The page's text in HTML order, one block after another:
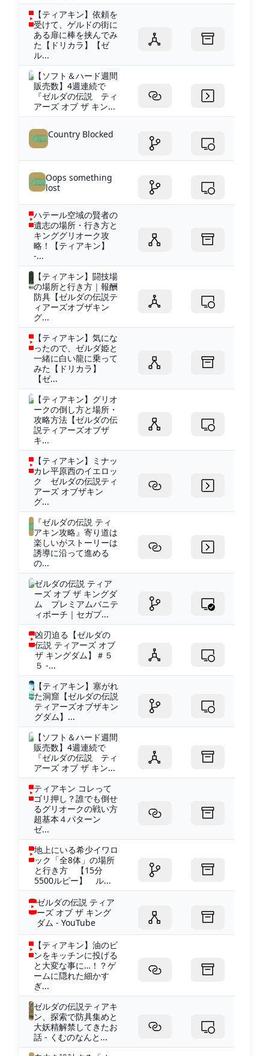
【ティアキン】依頼を
受けて、ゲルドの街に
ある扉に棒を挟んでみ
た【ドリカラ】【ゼ
ル...
【ソフト＆ハード週間
販売数】4週連続で
『ゼルダの伝説 ティ
アーズ オブ ザ キン...
Country Blocked
Oops something
lost
ハテール空域の賢者の
遺志の場所・行き方と
キンググリオーク攻
略！【ティアキン】
-...
【ティアキン】闘技場
の場所と行き方｜報酬
防具【ゼルダの伝説テ
ィアーズオブザキン
グ...
【ティアキン】気にな
ったので、ゼルダ姫と
一緒に白い龍に乗って
みた【ドリカラ】
【ゼ...
【ティアキン】グリオ
ークの倒し方と場所・
攻略方法【ゼルダの伝
説ティアーズオブザ
キ...
【ティアキン】ミナッ
カレ平原西のイエロッ
ク ゼルダの伝説ティ
アーズ オブザキン
グ...
『ゼルダの伝説 ティ
アキン攻略』寄り道は
楽しいがストーリーは
誘導に沿って進める
の...
ゼルダの伝説 ティア
ーズ オブ ザ キングダ
ム プレミアムバニテ
ィポーチ｜セガプ...
凶刃迫る【ゼルダの
伝説 ティアーズ オブ
ザ キングダム】＃５
５ -...
【ティアキン】塞がれ
た洞窟【ゼルダの伝説
ティアーズオブザキン
グダム】...
【ソフト＆ハード週間
販売数】4週連続で
『ゼルダの伝説 ティ
アーズ オブ ザ キン...
ティアキン コレって
ゴリ押し？誰でも倒せ
るグリオークの戦い方
超基本４パターン
ゼ...
地上にいる希少イワロ
ック「全8体」の場所
と行き方 【15分
5500ルピー】 ル...
ゼルダの伝説 ティア
ーズ オブ ザ キング
ダム - YouTube
【ティアキン】油のビ
ンをキッチンに投げる
と大変な事に…！？ゲ
ームに隠れた細かす
ぎ...
ゼルダの伝説ティアキ
ン、探索で防具集めと
大妖精解禁してきたお
話 - くむのなんと...